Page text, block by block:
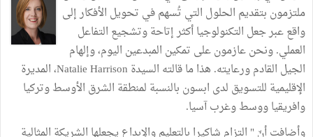
ملتزمون بتقديم الحلول التي تُسهم في تحويل الأفكار إلى
واقع عبر جعل التكنولوجيا أكثر إتاحة وتشجيع التفاعل
العملي. ونحن عازمون على تمكين المبدعين اليوم، وإلهام
الجيل القادم ورعايته. هذا ما قالته السيدة Natalie Harrison، المديرة
الإقليمية للتسويق لدى ابسون بالنسبة لمنطقة الشرق الأوسط وتركيا
وافريقيا ووسط وغرب آسيا.